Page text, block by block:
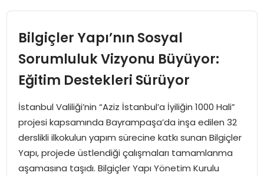
EKONOMI
SPOR
SIYASET
MAGAZIN
Bilgiçler Yapı’nın Sosyal
Sorumluluk Vizyonu Büyüyor:
Eğitim Destekleri Sürüyor
İstanbul Valiliği’nin “Aziz İstanbul’a İyiliğin 1000 Hali”
projesi kapsamında Bayrampaşa’da inşa edilen 32
derslikli ilkokulun yapım sürecine katkı sunan Bilgiçler
Yapı, projede üstlendiği çalışmaları tamamlanma
aşamasına taşıdı. Bilgiçler Yapı Yönetim Kurulu